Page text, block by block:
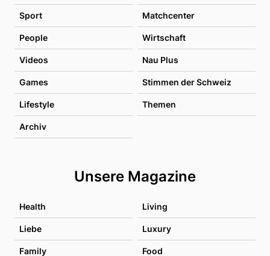
Sport Matchcenter
People Wirtschaft
Videos Nau Plus
Games Stimmen der Schweiz
Lifestyle Themen
Archiv
Unsere Magazine
Health Living
Liebe Luxury
Family Food